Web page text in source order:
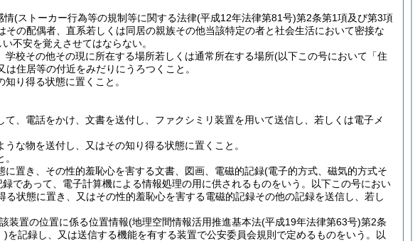
情(ストーカー行為等の規制等に関する法律(平成12年法律第81号)第2条第1項及び第3項
その配偶者、直系若しくは同居の親族その他当該特定の者と社会生活において密接な
不安を覚えさせてはならない。
校その他その現に所在する場所若しくは通常所在する場所(以下この号において「住
住居等の付近をみだりにうろつくこと。
り得る状態に置くこと。
、電話をかけ、文書を送付し、ファクシミリ装置を用いて送信し、若しくは電子メ
な物を送付し、又はその知り得る状態に置くこと。
置き、その性的羞恥心を害する文書、図画、電磁的記録(電子的方式、磁気的方式そ
であって、電子計算機による情報処理の用に供されるものをいう。以下この号におい
状態に置き、又はその性的羞恥心を害する電磁的記録その他の記録を送信し、若し
装置の位置に係る位置情報(地理空間情報活用推進基本法(平成19年法律第63号)第2条
)を記録し、又は送信する機能を有する装置で公安委員会規則で定めるものをいう。以